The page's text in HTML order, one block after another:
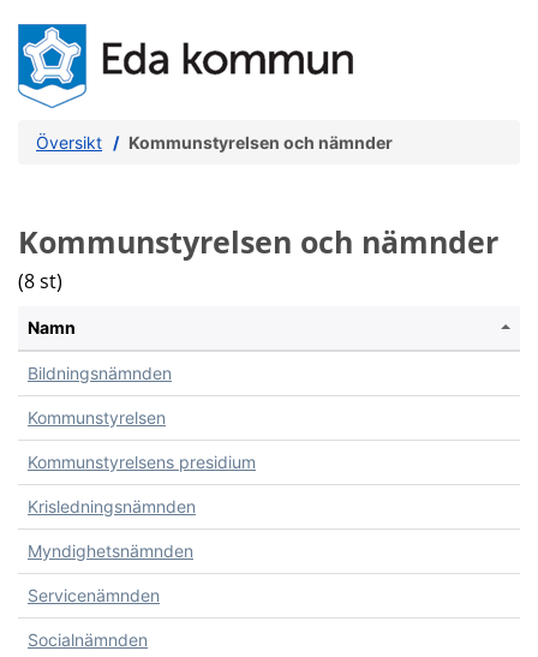
Översikt Kommunstyrelsen och nämnder
Kommunstyrelsen och nämnder
(8 st)
Namn
Bildningsnämnden
Kommunstyrelsen
Kommunstyrelsens presidium
Krisledningsnämnden
Myndighetsnämnden
Servicenämnden
Socialnämnden